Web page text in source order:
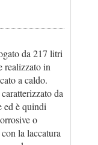
da 217 litri
realizzato in
a caldo.
da
ed è quindi
o
la laccatura